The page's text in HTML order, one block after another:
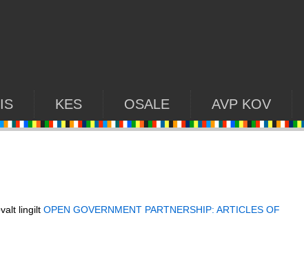
KES OSALE AVP KOV
lingilt OPEN GOVERNMENT PARTNERSHIP: ARTICLES OF